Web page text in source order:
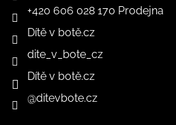
+420 606 028 170 Prodejna
Dítě v botě.cz
dite_v_bote_cz
Dítě v botě.cz
@ditevbote.cz